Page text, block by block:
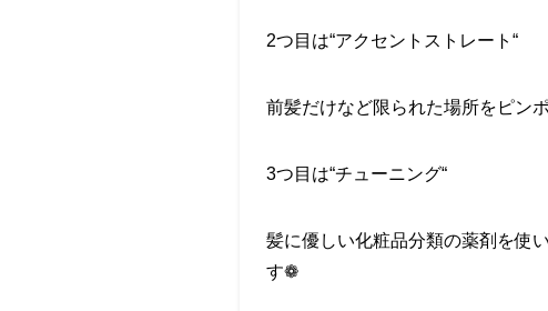
2つ目は“アクセントストレート “
前髪だけなど限られた場所をピン
3つ目は“チューニング“
髪に優しい化粧品分類の薬剤を使
す❁︎